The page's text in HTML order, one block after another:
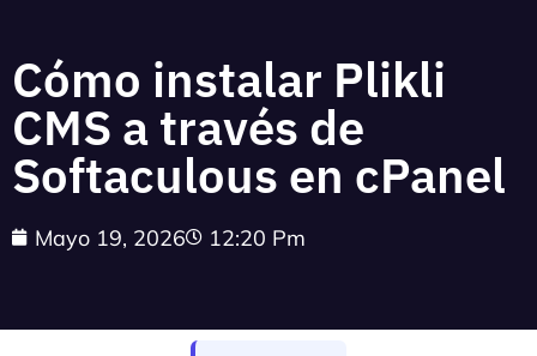
Cómo instalar Plikli
CMS a través de
Softaculous en cPanel
Mayo 19, 2026 12:20 Pm